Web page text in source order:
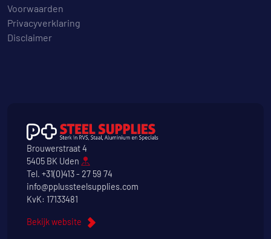
Voorwaarden
Privacyverklaring
Disclaimer
Brouwerstraat 4
5405 BK Uden
Tel. +31(0)413 - 27 59 74
info@pplussteelsupplies.com
KvK: 17133481
Bekijk website